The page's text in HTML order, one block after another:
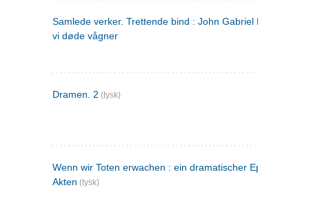
Samlede verker. Trettende bind : John Gabriel Borkman ;
vi døde vågner
Dramen. 2 (tysk)
Wenn wir Toten erwachen : ein dramatischer Epilog in drei
Akten (tysk)